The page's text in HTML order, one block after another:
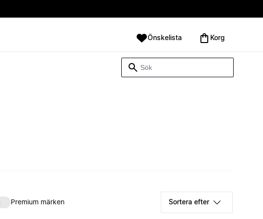
Önskelista Korg
Premium märken Sortera efter